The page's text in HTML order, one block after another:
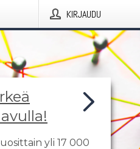
KIRJAUDU
yli 17 000